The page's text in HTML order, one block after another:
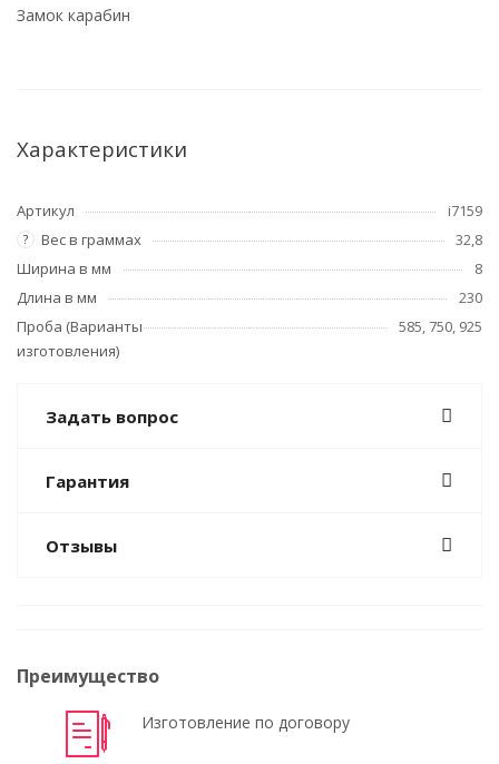
Замок карабин
Характеристики
Артикул i7159
? Вес в граммах
32,8
Ширина в мм
8
Длина в мм
230
Проба (Варианты
изготовления)
585, 750, 925
Задать вопрос
Гарантия
Отзывы
Преимущество
Изготовление по договору